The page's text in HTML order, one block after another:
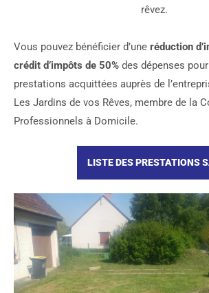
rêvez.
Vous pouvez bénéficier d’une réduction
crédit d’impôts de 50% des dépenses
prestations acquittées auprès de
Les Jardins de vos Rêves, membre de la
Professionnels à Domicile.
LISTE DES PRESTATIONS